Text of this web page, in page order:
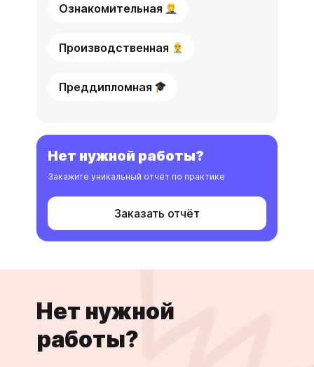
Ознакомительная
Производственная
Преддипломная
Нет нужной работы?
Закажите уникальный отчёт по практике
Заказать отчёт
Нет нужной
работы?